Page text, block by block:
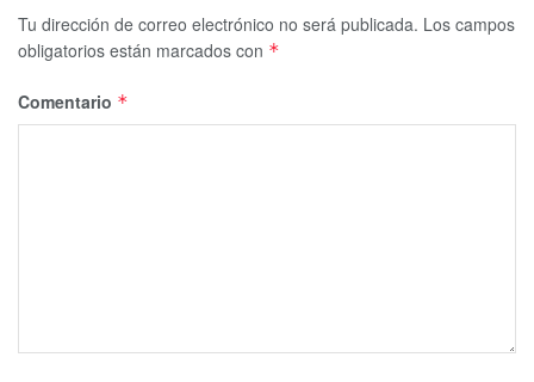
Tu dirección de correo electrónico no será publicada. Los campos
obligatorios están marcados con *
Comentario *